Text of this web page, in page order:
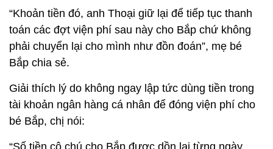
“Khoản tiền đó, anh Thoại giữ lại để tiếp tục thanh
toán các đợt viện phí sau này cho Bắp chứ không
phải chuyển lại cho mình như đồn đoán”, mẹ bé
Bắp chia sẻ.
Giải thích lý do không ngay lập tức dùng tiền trong
tài khoản ngân hàng cá nhân để đóng viện phí cho
bé Bắp, chị nói: